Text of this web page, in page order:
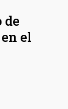
de
el